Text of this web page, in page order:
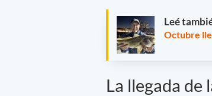
Leé
Octubre
La llegada de